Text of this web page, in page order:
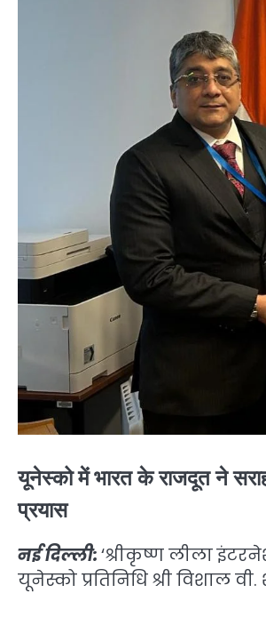
यूनेस्को में भारत के राजदूत ने
प्रयास
नई दिल्ली:‘श्रीकृष्ण लीला
यूनेस्को प्रतिनिधि श्री विशाल